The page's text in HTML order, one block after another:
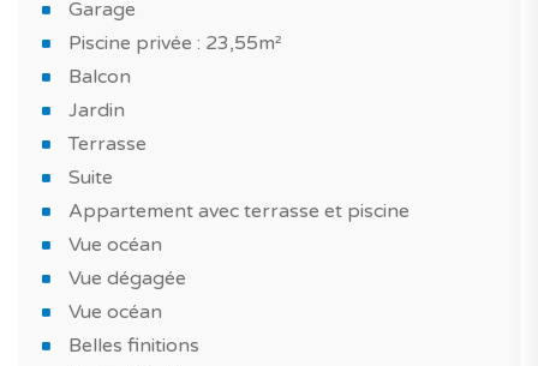
Garage
Piscine privée : 23,55m²
Balcon
Jardin
Terrasse
Suite
Appartement avec terrasse et piscine
Vue océan
Vue dégagée
Vue océan
Belles finitions